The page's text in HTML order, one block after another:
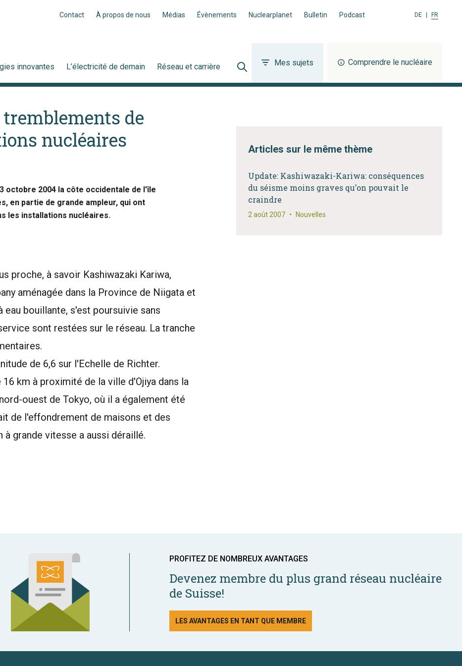
Contact À propos de nous Médias Évènements Nuclearplanet Bulletin Podcast DE FR
innovantes L’électricité de demain Réseau et carrière Mes sujets Comprendre le nucléaire
de
nucléaires
octobre 2004 la côte occidentale de l'île
en partie de grande ampleur, qui ont
les installations nucléaires.
proche, à savoir Kashiwazaki Kariwa,
aménagée dans la Province de Niigata et
bouillante, s'est poursuivie sans
sont restées sur le réseau. La tranche
de 6,6 sur l'Echelle de Richter.
km à proximité de la ville d'Ojiya dans la
ouest de Tokyo, où il a également été
de l'effondrement de maisons et des
grande vitesse a aussi déraillé.
Articles sur le même thème
Update: Kashiwazaki-Kariwa: conséquences
du séisme moins graves qu’on pouvait le
craindre
2 août 2007 • Nouvelles
PROFITEZ DE NOMBREUX AVANTAGES
Devenez membre du plus grand réseau nucléaire
de Suisse!
LES AVANTAGES EN TANT QUE MEMBRE